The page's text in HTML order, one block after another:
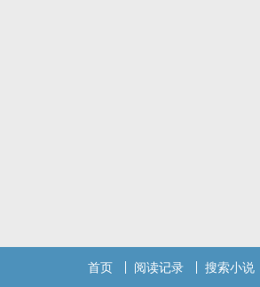
首页 阅读记录 搜索小说